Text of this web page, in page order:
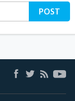
POST